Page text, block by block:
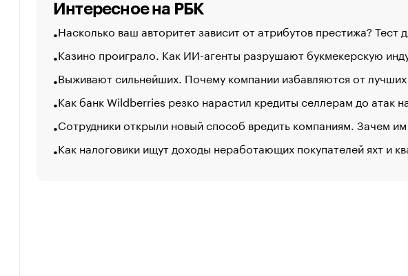
Интересное на РБК
Насколько ваш авторитет зависит от атрибутов престижа? Тест
Казино проиграло. Как ИИ-агенты разрушают букмекерскую
Выживают сильнейших. Почему компании избавляются от лучших
Как банк Wildberries резко нарастил кредиты селлерам до атак
Сотрудники открыли новый способ вредить компаниям. Зачем
Как налоговики ищут доходы неработающих покупателей яхт и